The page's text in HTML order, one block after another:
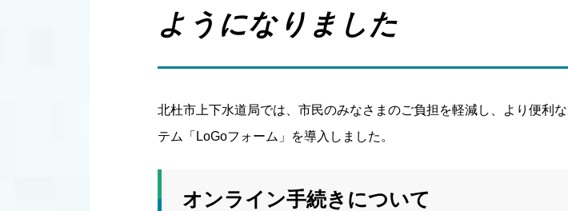
ようになりました
北杜市上下水道局では、市民のみなさまのご負担を軽減し、より便利
テム「LoGoフォーム」を導入しました。
オンライン手続きについて